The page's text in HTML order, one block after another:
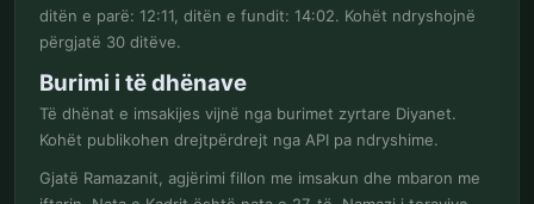
ditën e parë: 12:11, ditën e fundit: 14:02. Kohët ndryshojnë
përgjatë 30 ditëve.
Burimi i të dhënave
Të dhënat e imsakijes vijnë nga burimet zyrtare Diyanet.
Kohët publikohen drejtpërdrejt nga API pa ndryshime.
Gjatë Ramazanit, agjërimi fillon me imsakun dhe mbaron me